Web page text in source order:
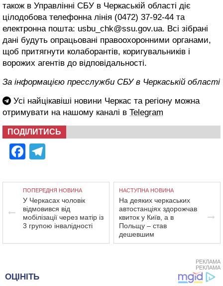
також в Управлінні СБУ в Черкаській області діє
цілодобова телефонна лінія (0472) 37-92-44 та
електронна пошта: usbu_chk@ssu.gov.ua. Всі зібрані
дані будуть опрацьовані правоохоронними органами,
щоб притягнути колаборантів, коригувальників і
ворожих агентів до відповідальності.
За інформацією пресслужби СБУ в Черкаській області
Усі найцікавіші новини Черкас та регіону можна
отримувати на нашому каналі в Telegram
ПОДІЛИТИСЬ
Facebook
ПОПЕРЕДНЯ НОВИНА
У Черкасах чоловік
відмовився від
мобілізації через матір із
3 групою інвалідності
НАСТУПНА НОВИНА
На деяких черкаських
автостанціях здорожчав
квиток у Київ, а в
Польщу – став
дешевшим
РЕКЛАМА
РЕКЛАМА